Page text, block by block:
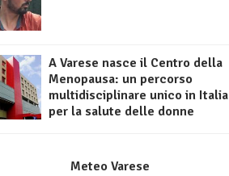
A Varese nasce il Centro della
Menopausa: un percorso
multidisciplinare unico in Italia
per la salute delle donne
Meteo Varese